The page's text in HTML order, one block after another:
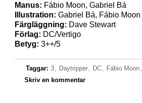
Manus: Fábio Moon, Gabriel Bá
Illustration: Gabriel Bá, Fábio Moon
Färgläggning: Dave Stewart
Förlag: DC/Vertigo
Betyg: 3++/5
Taggar: 3, Daytripper, DC, Fábio Moon,
Skriv en kommentar